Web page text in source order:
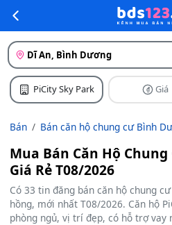
Dĩ An, Bình Dương
PiCity Sky Park Giá
Bán Bán căn hộ chung cư Bình
Mua Bán Căn Hộ
Giá Rẻ T08/2026
Có 33 tin đăng bán căn hộ chung
hồng, mới nhất T08/2026. Căn hộ
phòng ngủ, vị trí đẹp, có hỗ trợ vay